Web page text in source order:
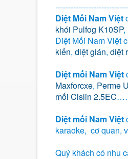
Diệt Mối Nam Việt
khói Pulfog K10SP,
Diệt Mối Nam Việt
kiến, diệt gián, diệt
Diệt mối Nam Việt
Maxforcxe, Perme
mối Cislin 2.5EC
Diệt mối Nam Việt
karaoke, cơ quan,
Quý khách có nhu